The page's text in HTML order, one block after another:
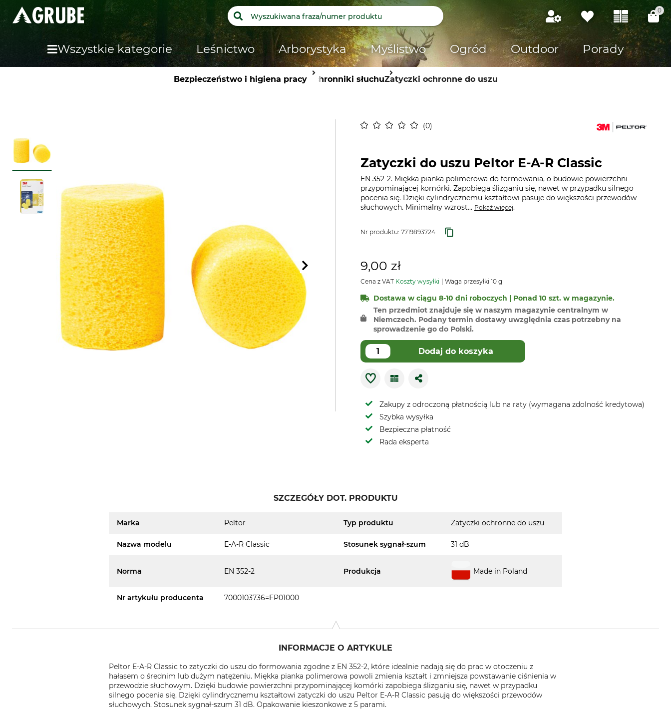
0
Wszystkie kategorie Leśnictwo Arborystyka Myślistwo Ogród Outdoor Porady
Bezpieczeństwo i higiena pracyOchronniki słuchuZatyczki ochronne do uszu
0
Zatyczki do uszu Peltor E-A-R Classic
EN 352-2. Miękka pianka polimerowa do formowania, o budowie powierzchni
przypominającej komórki. Zapobiega ślizganiu się, nawet w przypadku silnego
pocenia się. Dzięki cylindrycznemu kształtowi pasuje do większości przewodów
słuchowych. Minimalny wzrost... Pokaż więcej.
Nr produktu: 7719893724
9,00 zł
Cena z VAT Koszty wysyłki Waga przesyłki 10 g
Dostawa w ciągu 8-10 dni roboczych | Ponad 10 szt. w magazynie.
Ten przedmiot znajduje się w naszym magazynie centralnym w
Niemczech. Podany termin dostawy uwzględnia czas potrzebny na
sprowadzenie go do Polski.
Dodaj do koszyka
Zakupy z odroczoną płatnością lub na raty (wymagana zdolność kredytowa)
Szybka wysyłka
Bezpieczna płatność
Rada eksperta
SZCZEGÓŁY DOT. PRODUKTU
Marka Peltor Typ produktu Zatyczki ochronne do uszu
Nazwa modelu E-A-R Classic Stosunek sygnał-szum 31 dB
Norma EN 352-2 Produkcja Made in Poland
Nr artykułu producenta 7000103736=FP01000
INFORMACJE O ARTYKULE
Peltor E-A-R Classic to zatyczki do uszu do formowania zgodne z EN 352-2, które idealnie nadają się do prac w otoczeniu z
hałasem o średnim lub dużym natężeniu. Miękka pianka polimerowa powoli zmienia kształt i zmniejsza powstawanie ciśnienia w
przewodzie słuchowym. Dzięki budowie powierzchni przypominającej komórki zapobiega ślizganiu się, nawet w przypadku
silnego pocenia się. Dzięki cylindrycznemu kształtowi zatyczki do uszu Peltor E-A-R Classic pasują do większości przewodów
słuchowych. Stosunek sygnał-szum 31 dB. Opakowanie kieszonkowe z 5 parami.